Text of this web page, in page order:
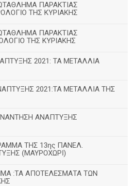
ΠΑΡΑΚΤΙΑΣ
ΤΗΣ ΚΥΡΙΑΚΗΣ
ΠΑΡΑΚΤΙΑΣ
ΤΗΣ ΚΥΡΙΑΚΗΣ
2021: ΤΑ ΜΕΤΑΛΛΙΑ
2021:ΤΑ ΜΕΤΑΛΛΙΑ ΤΗΣ
ΑΝΑΠΤΥΞΗΣ
ΤΗΣ 13ης ΠΑΝΕΛ.
(ΜΑΥΡΟΧΩΡΙ)
:ΤΑ ΑΠΟΤΕΛΕΣΜΑΤΑ ΤΩΝ